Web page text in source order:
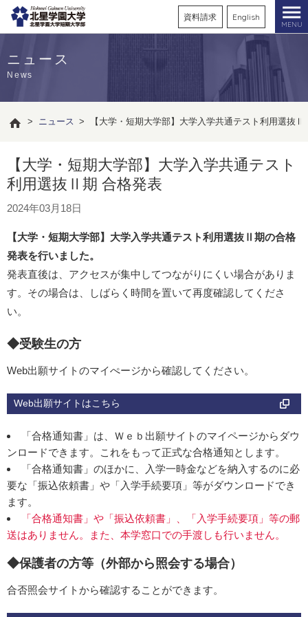
資料請求 English
MENU
ニュース
News
> ニュース > 【大学・短期大学部】大学入学共通テスト利用選抜Ⅱ
【大学・短期大学部】大学入学共通テスト
利用選抜Ⅱ期 合格発表
2024年03月18日
【大学・短期大学部】大学入学共通テスト利用選抜Ⅱ期の合格
発表を行いました。
発表直後は、アクセスが集中してつながりにくい場合がありま
す。その場合は、しばらく時間を置いて再度確認してくださ
い。
◆受験生の方
Web出願サイトのマイぺージから確認してください。
Web出願サイトはこちら
「合格通知書」は、Ｗｅｂ出願サイトのマイページからダウ
ンロードできます。これをもって正式な合格通知とします。
「合格通知書」のほかに、入学一時金などを納入するのに必
要な「振込依頼書」や「入学手続要項」等がダウンロードでき
ます。
「合格通知書」や「振込依頼書」、「入学手続要項」等の郵
送はありません。また、本学窓口での手渡しも行いません。
◆保護者の方等（外部から照会する場合）
合否照会サイトから確認することができます。